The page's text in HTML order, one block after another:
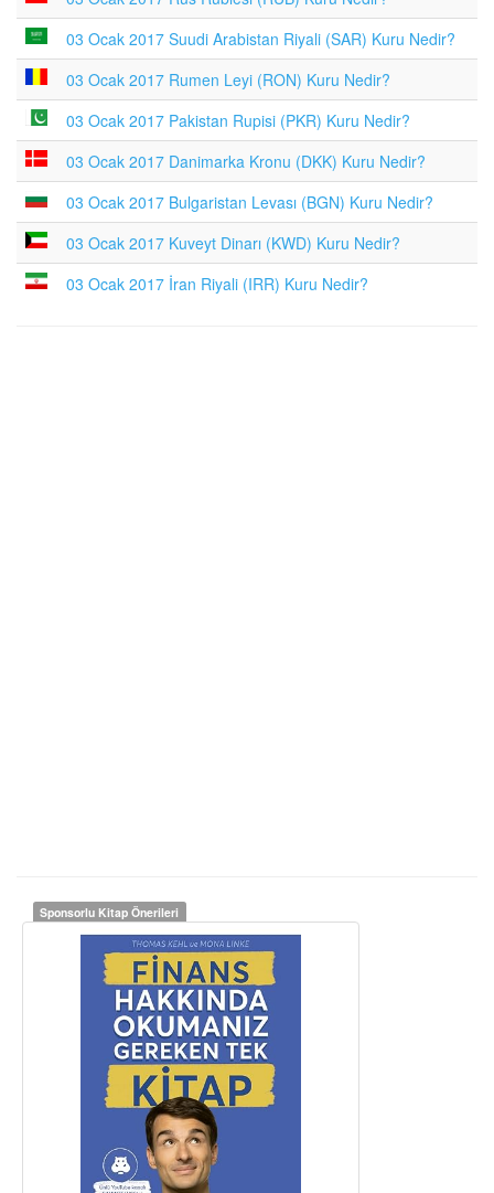
03 Ocak 2017 Suudi Arabistan Riyali (SAR) Kuru Nedir?
03 Ocak 2017 Rumen Leyi (RON) Kuru Nedir?
03 Ocak 2017 Pakistan Rupisi (PKR) Kuru Nedir?
03 Ocak 2017 Danimarka Kronu (DKK) Kuru Nedir?
03 Ocak 2017 Bulgaristan Levası (BGN) Kuru Nedir?
03 Ocak 2017 Kuveyt Dinarı (KWD) Kuru Nedir?
03 Ocak 2017 İran Riyali (IRR) Kuru Nedir?
Sponsorlu Kitap Önerileri